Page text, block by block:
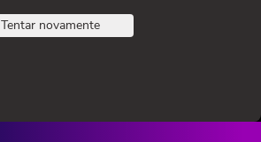
Tentar novamente